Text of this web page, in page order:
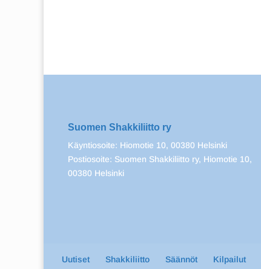
Suomen Shakkiliitto ry
Käyntiosoite: Hiomotie 10, 00380 Helsinki
Postiosoite: Suomen Shakkiliitto ry, Hiomotie 10,
00380 Helsinki
Uutiset Shakkiliitto Säännöt Kilpailut